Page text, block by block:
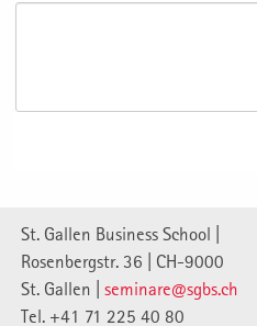
St. Gallen Business School |
Rosenbergstr. 36 | CH-9000
St. Gallen | seminare@sgbs.ch
Tel. +41 71 225 40 80